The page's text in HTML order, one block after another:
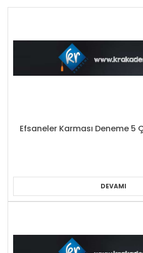
Efsaneler Karması Deneme 5
DEVAMI